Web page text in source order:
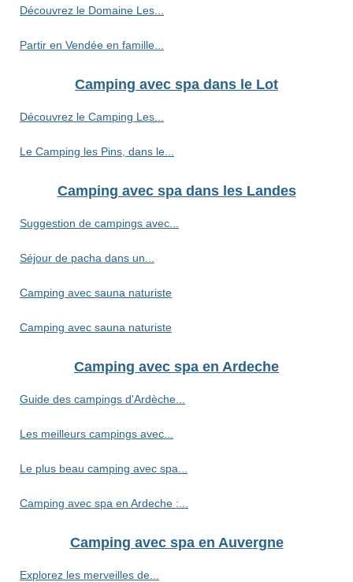
Découvrez le Domaine Les...
Partir en Vendée en famille...
Camping avec spa dans le Lot
Découvrez le Camping Les...
Le Camping les Pins, dans le...
Camping avec spa dans les Landes
Suggestion de campings avec...
Séjour de pacha dans un...
Camping avec sauna naturiste
Camping avec sauna naturiste
Camping avec spa en Ardeche
Guide des campings d'Ardèche...
Les meilleurs campings avec...
Le plus beau camping avec spa...
Camping avec spa en Ardeche :...
Camping avec spa en Auvergne
Explorez les merveilles de...